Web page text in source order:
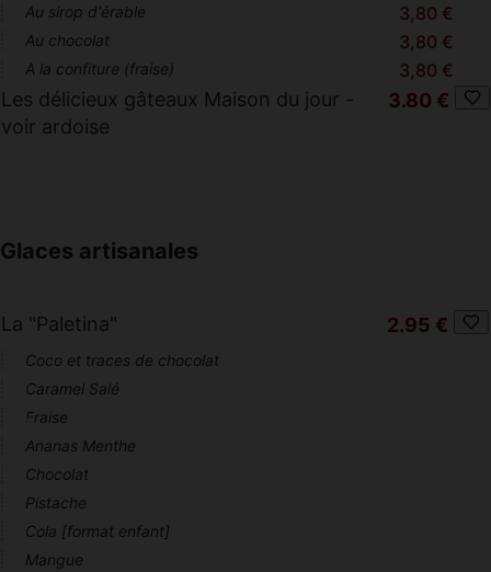
Au sirop d'érable 3,80 €
Au chocolat 3,80 €
A la confiture (fraise) 3,80 €
Les délicieux gâteaux Maison du jour -
voir ardoise
3.80 €
Glaces artisanales
La "Paletina" 2.95 €
Coco et traces de chocolat
Caramel Salé
Fraise
Ananas Menthe
Chocolat
Pistache
Cola [format enfant]
Mangue